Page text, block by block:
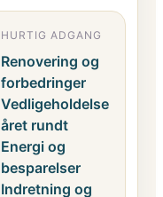
HURTIG ADGANG
Renovering og
forbedringer
Vedligeholdelse
året rundt
Energi og
besparelser
Indretning og